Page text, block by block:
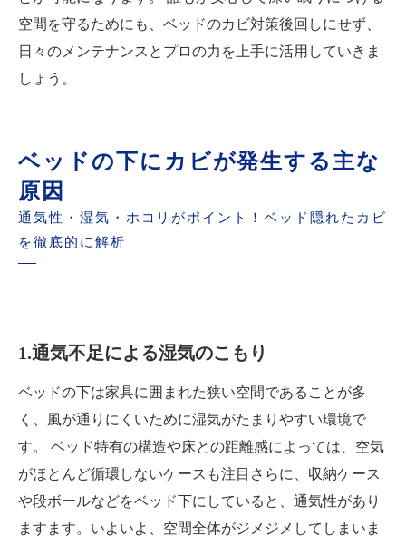
空間を守るためにも、ベッドのカビ対策後回しにせず、
日々のメンテナンスとプロの力を上手に活用していきま
しょう。
ベッドの下にカビが発生する主な
原因
通気性・湿気・ホコリがポイント！ベッド隠れたカビ
を徹底的に解析
1.通気不足による湿気のこもり
ベッドの下は家具に囲まれた狭い空間であることが多
く、風が通りにくいために湿気がたまりやすい環境で
す。 ベッド特有の構造や床との距離感によっては、空気
がほとんど循環しないケースも注目さらに、収納ケース
や段ボールなどをベッド下にしていると、通気性があり
ますます。いよいよ、空間全体がジメジメしてしまいま